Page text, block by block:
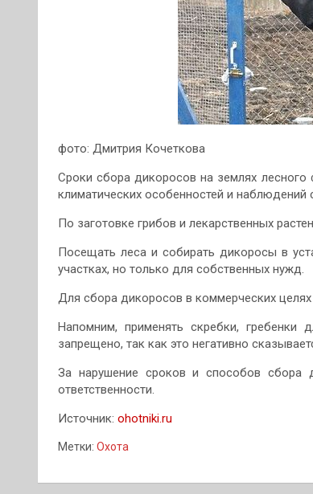
фото: Дмитрия Кочеткова
Сроки сбора дикоросов на землях
климатических особенностей и наблюдений
По заготовке грибов и лекарственных
Посещать леса и собирать дикоросы в
участках, но только для собственных нужд.
Для сбора дикоросов в коммерческих
Напомним, применять скребки,
запрещено, так как это негативно
За нарушение сроков и способов сбора
ответственности.
Источник: ohotniki.ru
Метки: Охота